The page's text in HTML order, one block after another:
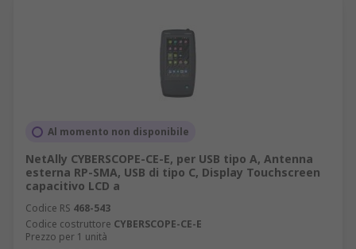
Al momento non disponibile
NetAlly CYBERSCOPE-CE-E, per USB tipo A, Antenna
esterna RP-SMA, USB di tipo C, Display Touchscreen
capacitivo LCD a
Codice RS 468-543
Codice costruttore CYBERSCOPE-CE-E
Prezzo per 1 unità